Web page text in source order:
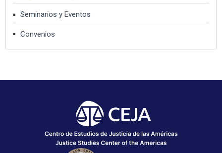
Seminarios y Eventos
Convenios